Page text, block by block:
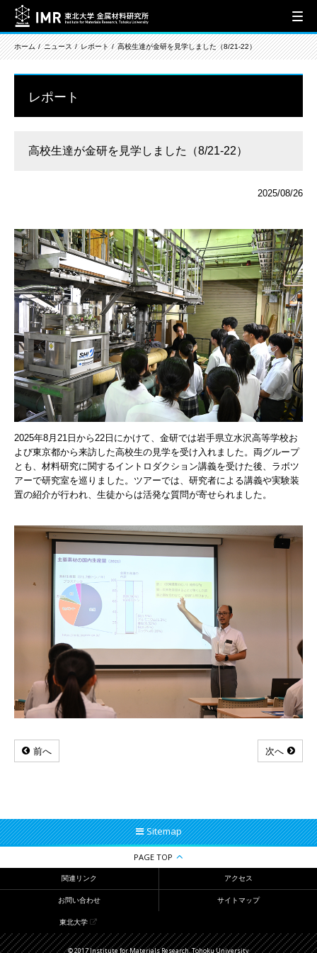
ホーム ニュース レポート 高校生達が金研を見学しました（8/21-22）
レポート
高校生達が金研を見学しました（8/21-22）
2025/08/26
2025年8月21日から22日にかけて、金研では岩手県立水沢高等学校お
よび東京都から来訪した高校生の見学を受け入れました。両グループ
とも、材料研究に関するイントロダクション講義を受けた後、ラボツ
アーで研究室を巡りました。ツアーでは、研究者による講義や実験装
置の紹介が行われ、生徒からは活発な質問が寄せられました。
前へ 次へ
Sitemap
PAGE TOP
関連リンク アクセス
お問い合わせ サイトマップ
東北大学
© 2017 Institute for Materials Research, Tohoku University